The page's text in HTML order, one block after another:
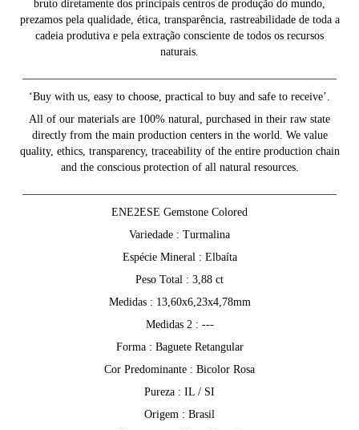
bruto diretamente dos principais centros de produção do mundo,
prezamos pela qualidade, ética, transparência, rastreabilidade de toda a
cadeia produtiva e pela extração consciente de todos os recursos
naturais.
‘Buy with us, easy to choose, practical to buy and safe to receive’.
All of our materials are 100% natural, purchased in their raw state
directly from the main production centers in the world. We value
quality, ethics, transparency, traceability of the entire production chain
and the conscious protection of all natural resources.
ENE2ESE Gemstone Colored
Variedade : Turmalina
Espécie Mineral : Elbaíta
Peso Total : 3,88 ct
Medidas : 13,60x6,23x4,78mm
Medidas 2 : ---
Forma : Baguete Retangular
Cor Predominante : Bicolor Rosa
Pureza : IL / SI
Origem : Brasil